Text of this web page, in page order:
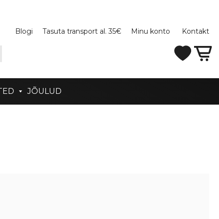
Blogi Tasuta transport al. 35€ Minu konto Kontakt
JÕULUD